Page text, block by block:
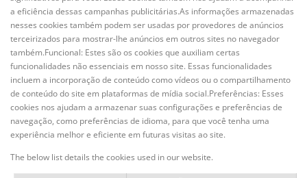
a eficiência dessas campanhas publicitárias.As informações armazenadas
nesses cookies também podem ser usadas por provedores de anúncios
terceirizados para mostrar-lhe anúncios em outros sites no navegador
também.Funcional: Estes são os cookies que auxiliam certas
funcionalidades não essenciais em nosso site. Essas funcionalidades
incluem a incorporação de conteúdo como vídeos ou o compartilhamento
de conteúdo do site em plataformas de mídia social.Preferências: Esses
cookies nos ajudam a armazenar suas configurações e preferências de
navegação, como preferências de idioma, para que você tenha uma
experiência melhor e eficiente em futuras visitas ao site.
The below list details the cookies used in our website.